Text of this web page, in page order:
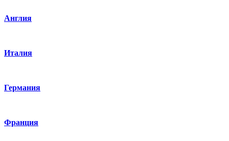
Англия
Италия
Германия
Франция